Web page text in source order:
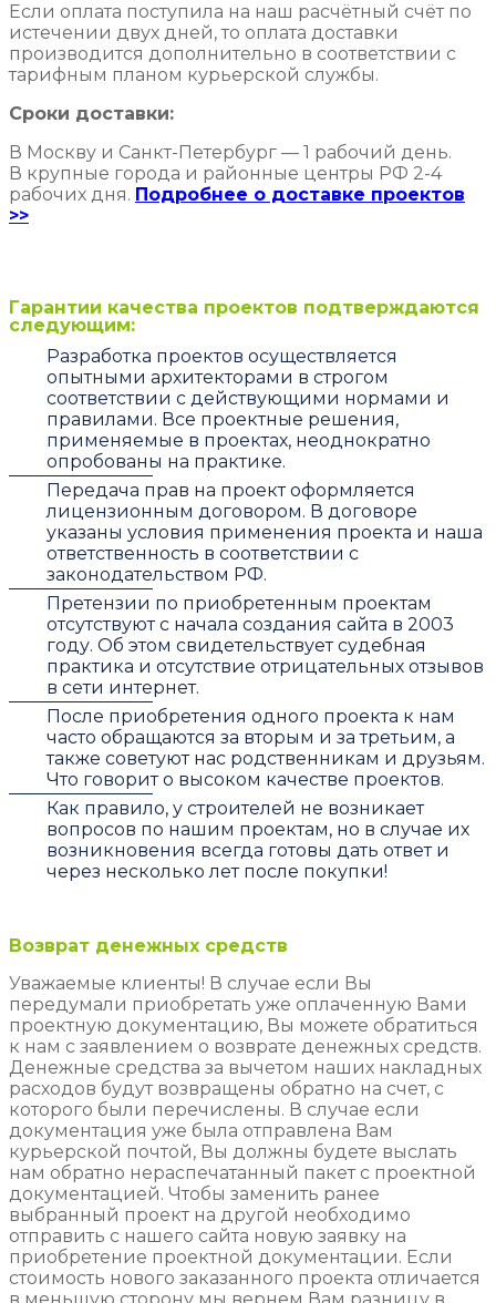
Если оплата поступила на наш расчётный счёт по
истечении двух дней, то оплата доставки
производится дополнительно в соответствии с
тарифным планом курьерской службы.
Сроки доставки:
В Москву и Санкт-Петербург — 1 рабочий день.
В крупные города и районные центры РФ 2-4
рабочих дня. Подробнее о доставке проектов
>>
Гарантии качества проектов подтверждаются
следующим:
Разработка проектов осуществляется
опытными архитекторами в строгом
соответствии с действующими нормами и
правилами. Все проектные решения,
применяемые в проектах, неоднократно
опробованы на практике.
Передача прав на проект оформляется
лицензионным договором. В договоре
указаны условия применения проекта и наша
ответственность в соответствии с
законодательством РФ.
Претензии по приобретенным проектам
отсутствуют с начала создания сайта в 2003
году. Об этом свидетельствует судебная
практика и отсутствие отрицательных отзывов
в сети интернет.
После приобретения одного проекта к нам
часто обращаются за вторым и за третьим, а
также советуют нас родственникам и друзьям.
Что говорит о высоком качестве проектов.
Как правило, у строителей не возникает
вопросов по нашим проектам, но в случае их
возникновения всегда готовы дать ответ и
через несколько лет после покупки!
Возврат денежных средств
Уважаемые клиенты! В случае если Вы
передумали приобретать уже оплаченную Вами
проектную документацию, Вы можете обратиться
к нам с заявлением о возврате денежных средств.
Денежные средства за вычетом наших накладных
расходов будут возвращены обратно на счет, с
которого были перечислены. В случае если
документация уже была отправлена Вам
курьерской почтой, Вы должны будете выслать
нам обратно нераспечатанный пакет с проектной
документацией. Чтобы заменить ранее
выбранный проект на другой необходимо
отправить с нашего сайта новую заявку на
приобретение проектной документации. Если
стоимость нового заказанного проекта отличается